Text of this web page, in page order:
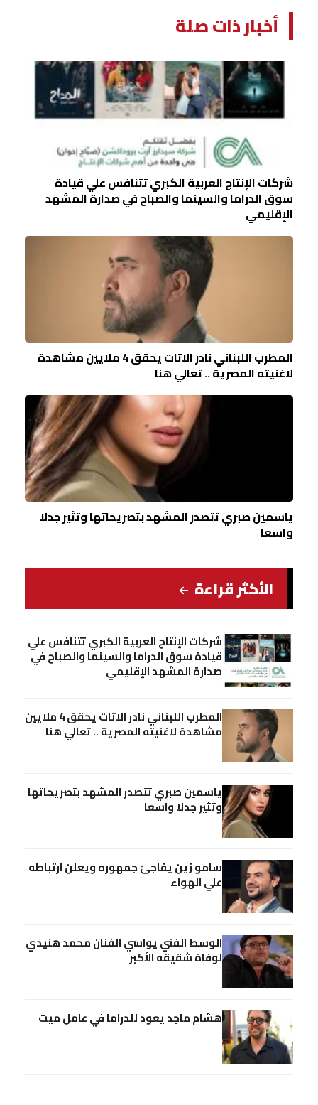
أخبار ذات صلة
شركات الإنتاج العربية الكبري تتنافس علي قيادة
سوق الدراما والسينما والصباح في صدارة المشهد
الإقليمي
المطرب اللبناني نادر الاتات يحقق 4 ملايين مشاهدة
لاغنيته المصرية .. تعالي هنا
ياسمين صبري تتصدر المشهد بتصريحاتها وتثير جدلا
واسعا
الأكثر قراءة
شركات الإنتاج العربية الكبري تتنافس علي
قيادة سوق الدراما والسينما والصباح في
صدارة المشهد الإقليمي
المطرب اللبناني نادر الاتات يحقق 4 ملايين
مشاهدة لاغنيته المصرية .. تعالي هنا
ياسمين صبري تتصدر المشهد بتصريحاتها
وتثير جدلا واسعا
سامو زين يفاجئ جمهوره ويعلن ارتباطه
علي الهواء
الوسط الفني يواسي الفنان محمد هنيدي
لوفاة شقيقه الأكبر
هشام ماجد يعود للدراما في عامل ميت